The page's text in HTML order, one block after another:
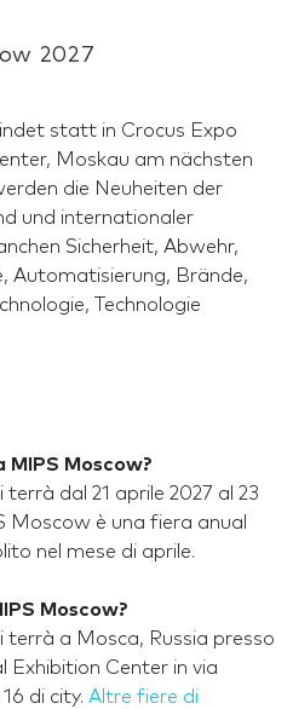
2027
statt in Crocus Expo
Moskau am nächsten
die Neuheiten der
und internationaler
Sicherheit, Abwehr,
Automatisierung, Brände,
Technologie
MIPS Moscow?
dal 21 aprile 2027 al 23
Moscow è una fiera anual
nel mese di aprile.
Moscow?
terrà a Mosca, Russia presso
Exhibition Center in via
di city. Altre fiere di